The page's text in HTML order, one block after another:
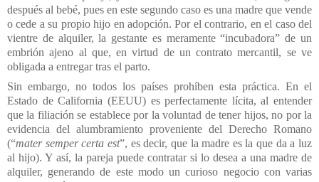
después al bebé, pues en este segundo caso es una madre que vende
o cede a su propio hijo en adopción. Por el contrario, en el caso del
vientre de alquiler, la gestante es meramente “incubadora” de un
embrión ajeno al que, en virtud de un contrato mercantil, se ve
obligada a entregar tras el parto.
Sin embargo, no todos los países prohíben esta práctica. En el
Estado de California (EEUU) es perfectamente lícita, al entender
que la filiación se establece por la voluntad de tener hijos, no por la
evidencia del alumbramiento proveniente del Derecho Romano
(“mater semper certa est”, es decir, que la madre es la que da a luz
al hijo). Y así, la pareja puede contratar si lo desea a una madre de
alquiler, generando de este modo un curioso negocio con varias